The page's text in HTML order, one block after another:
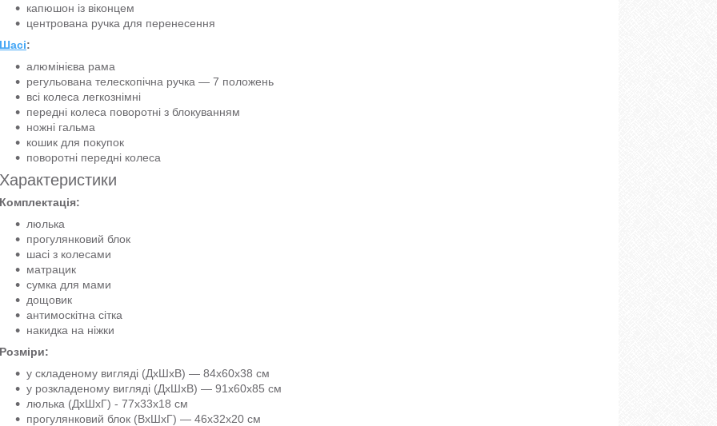
капюшон із віконцем
центрована ручка для перенесення
Шасі:
алюмінієва рама
регульована телескопічна ручка — 7 положень
всі колеса легкознімні
передні колеса поворотні з блокуванням
ножні гальма
кошик для покупок
поворотні передні колеса
Характеристики
Комплектація:
люлька
прогулянковий блок
шасі з колесами
матрацик
сумка для мами
дощовик
антимоскітна сітка
накидка на ніжки
Розміри:
у складеному вигляді (ДхШхВ) — 84х60х38 см
у розкладеному вигляді (ДхШхВ) — 91x60x85 см
люлька (ДхШхГ) - 77х33х18 см
прогулянковий блок (ВхШхГ) — 46х32х20 см